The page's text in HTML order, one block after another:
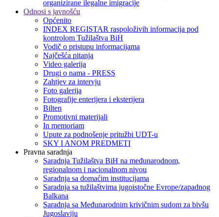
organizirane ilegalne imigracije
Odnosi s javnošću
Općenito
INDEX REGISTAR raspoloživih informacija pod
kontrolom Tužilaštva BiH
Vodič o pristupu informacijama
Najčešća pitanja
Video galerija
Drugi o nama - PRESS
Zahtjev za intervju
Foto galerija
Fotografije enterijera i eksterijera
Bilten
Promotivni materijali
In memoriam
Upute za podnošenje pritužbi UDT-u
SKY I ANOM PREDMETI
Pravna saradnja
Saradnja Tužilaštva BiH na međunarodnom,
regionalnom i nacionalnom nivou
Saradnja sa domaćim institucijama
Saradnja sa tužilaštvima jugoistočne Evrope/zapadnog
Balkana
Saradnja sa Međunarodnim krivičnim sudom za bivšu
Jugoslaviju